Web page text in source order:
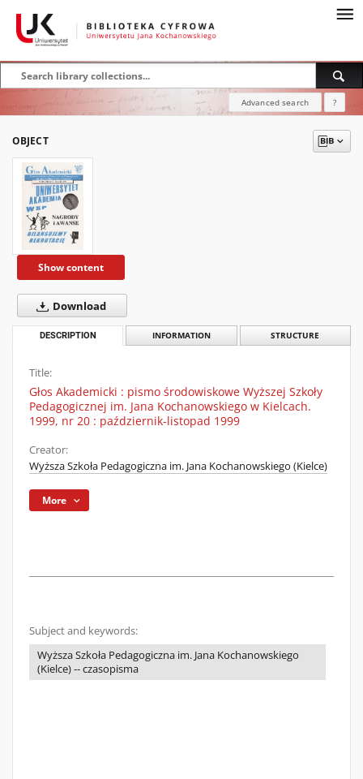
Advanced search ?
OBJECT
Show content
Download
DESCRIPTION INFORMATION STRUCTURE
Title:
Głos Akademicki : pismo środowiskowe Wyższej Szkoły
Pedagogicznej im. Jana Kochanowskiego w Kielcach.
1999, nr 20 : październik-listopad 1999
Creator:
Wyższa Szkoła Pedagogiczna im. Jana Kochanowskiego (Kielce)
More
Subject and keywords:
Wyższa Szkoła Pedagogiczna im. Jana Kochanowskiego
(Kielce) -- czasopisma